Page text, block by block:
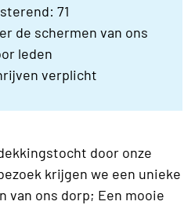
71
de schermen van ons
leden
verplicht
door onze
krijgen we een unieke
van ons dorp; Een mooie